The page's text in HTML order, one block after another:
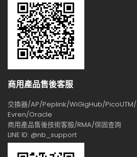
商用產品售後客服
交換器/AP/Peplink/WiGigHub/PicoUTM/
Evren/Oracle
商用產品售後技術客服/RMA/保固查詢
LINE ID: @nb_support